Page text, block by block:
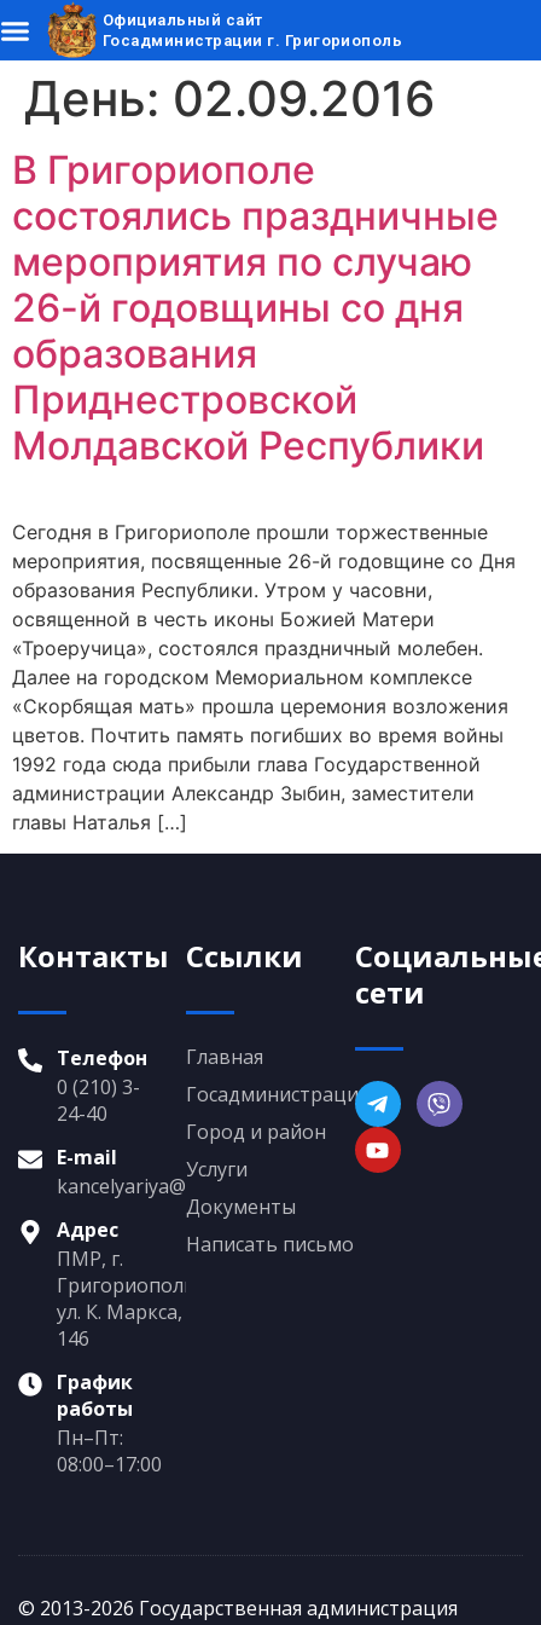
Официальный сайт
Госадминистрации г. Григориополь
День: 02.09.2016
В Григориополе
состоялись праздничные
мероприятия по случаю
26-й годовщины со дня
образования
Приднестровской
Молдавской Республики
Сегодня в Григориополе прошли торжественные
мероприятия, посвященные 26-й годовщине со Дня
образования Республики. Утром у часовни,
освященной в честь иконы Божией Матери
«Троеручица», состоялся праздничный молебен.
Далее на городском Мемориальном комплексе
«Скорбящая мать» прошла церемония возложения
цветов. Почтить память погибших во время войны
1992 года сюда прибыли глава Государственной
администрации Александр Зыбин, заместители
главы Наталья […]
Контакты
Телефон
0 (210) 3-
24-40
E-mail
kancelyariya@grigoriopol.gospmr.org
Адрес
ПМР, г.
Григориополь,
ул. К. Маркса,
146
График
работы
Пн–Пт:
08:00–17:00
Ссылки
Главная
Госадминистрация
Город и район
Услуги
Документы
Написать письмо
сети
© 2013-2026 Государственная администрация